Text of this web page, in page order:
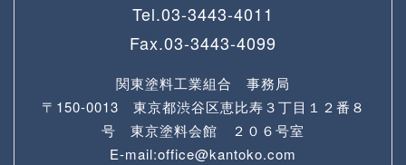
Tel.03-3443-4011
Fax.03-3443-4099
関東塗料工業組合 事務局
〒150-0013 東京都渋谷区恵比寿３丁目１２番８
号 東京塗料会館 ２０６号室
E-mail:office@kantoko.com